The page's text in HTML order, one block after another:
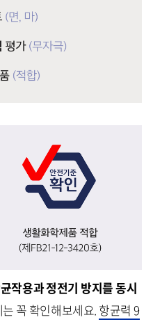
작용과 정전기 방지를 동시
꼭 확인해보세요. 항균력 9